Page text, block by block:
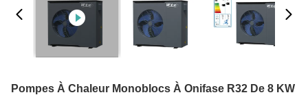
Pompes À Chaleur Monoblocs À Onifase R32 De 8 KW